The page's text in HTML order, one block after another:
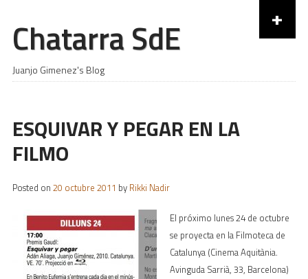
Chatarra SdE
Juanjo Gimenez's Blog
+
Skip to content
ESQUIVAR Y PEGAR EN LA
FILMO
Posted on 20 octubre 2011 by Rikki Nadir
El próximo lunes 24 de octubre
se proyecta en la Filmoteca de
Catalunya (Cinema Aquitània.
Avinguda Sarrià, 33, Barcelona)